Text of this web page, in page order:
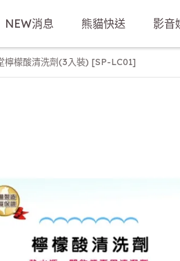
NEW消息 熊貓快送 影音
檸檬酸清洗劑(3入裝) [SP-LC01]